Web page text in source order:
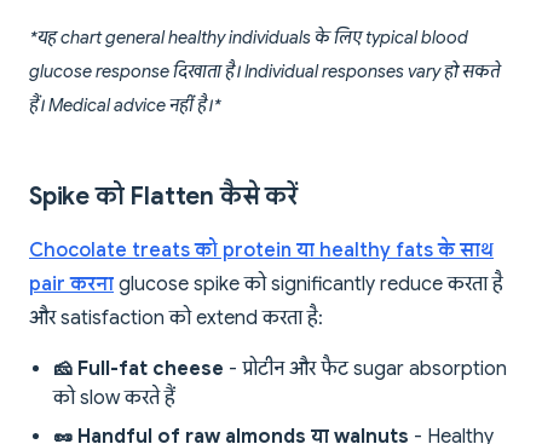
*यह chart general healthy individuals के लिए typical blood
glucose response दिखाता है। Individual responses vary हो सकते
हैं। Medical advice नहीं है।*
Spike को Flatten कैसे करें
Chocolate treats को protein या healthy fats के साथ
pair करना glucose spike को significantly reduce करता है
और satisfaction को extend करता है:
🧀 Full-fat cheese - प्रोटीन और फैट sugar absorption
को slow करते हैं
🥜 Handful of raw almonds या walnuts - Healthy